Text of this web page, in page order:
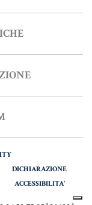
DICHIARAZIONE
ACCESSIBILITA'